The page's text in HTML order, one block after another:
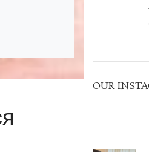
OUR